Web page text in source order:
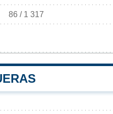
86 / 1 317